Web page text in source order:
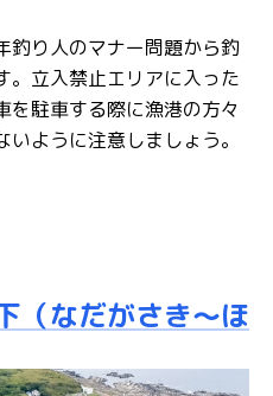
り人のマナー問題から釣
。立入禁止エリアに入った
を駐車する際に漁港の方々
ように注意しましょう。
（なだがさき～ほ